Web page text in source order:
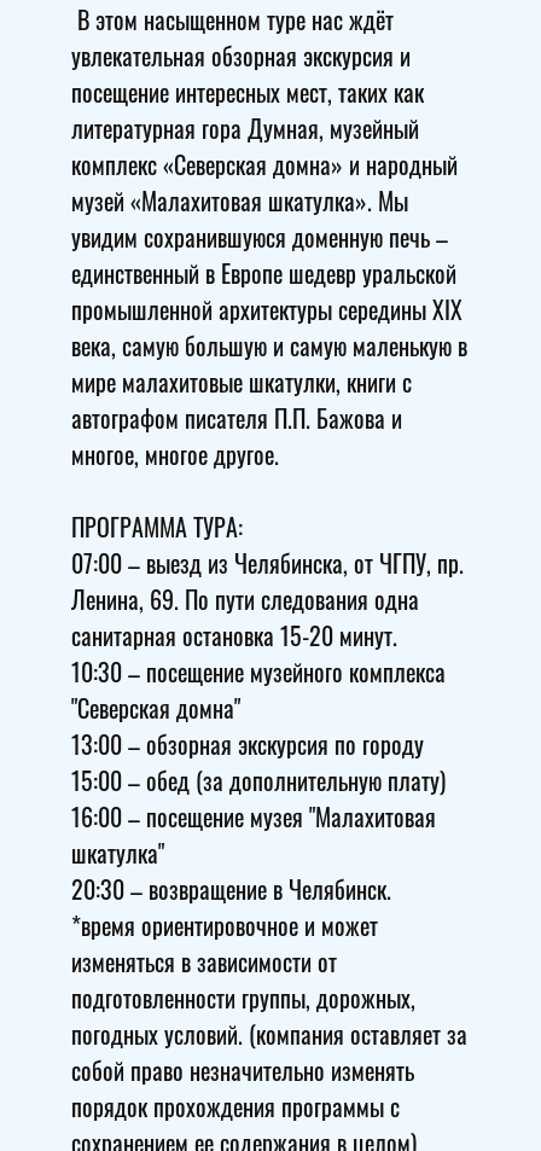
В этом насыщенном туре нас ждёт
увлекательная обзорная экскурсия и
посещение интересных мест, таких как
литературная гора Думная, музейный
комплекс «Северская домна» и народный
музей «Малахитовая шкатулка». Мы
увидим сохранившуюся доменную печь –
единственный в Европе шедевр уральской
промышленной архитектуры середины XIX
века, самую большую и самую маленькую в
мире малахитовые шкатулки, книги с
автографом писателя П.П. Бажова и
многое, многое другое.
ПРОГРАММА ТУРА:
07:00 – выезд из Челябинска, от ЧГПУ, пр.
Ленина, 69. По пути следования одна
санитарная остановка 15-20 минут.
10:30 – посещение музейного комплекса
"Северская домна"
13:00 – обзорная экскурсия по городу
15:00 – обед (за дополнительную плату)
16:00 – посещение музея "Малахитовая
шкатулка"
20:30 – возвращение в Челябинск.
*время ориентировочное и может
изменяться в зависимости от
подготовленности группы, дорожных,
погодных условий. (компания оставляет за
собой право незначительно изменять
порядок прохождения программы с
сохранением ее содержания в целом)